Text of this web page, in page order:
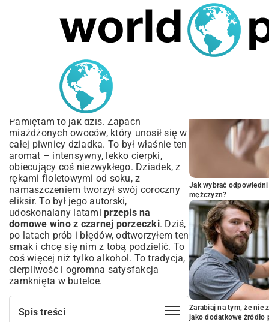
MARIUSZ ŁAMAGA 04.10.2025
Przepis na domowe wino z
czarnej porzeczki –
Kompletny poradnik
Pamiętam to jak dziś. Zapach
miażdżonych owoców, który unosił się w
całej piwnicy dziadka. To był właśnie ten
aromat – intensywny, lekko cierpki,
obiecujący coś niezwykłego. Dziadek, z
rękami fioletowymi od soku, z
namaszczeniem tworzył swój coroczny
eliksir. To był jego autorski,
udoskonalany latami przepis na
domowe wino z czarnej porzeczki. Dziś,
po latach prób i błędów, odtworzyłem ten
smak i chcę się nim z tobą podzielić. To
coś więcej niż tylko alkohol. To tradycja,
cierpliwość i ogromna satysfakcja
zamknięta w butelce.
Spis treści
Jak wybrać
mężczyzn?
Zarabiaj na tym, że nie
jako dodatkowe